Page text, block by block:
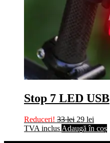
Stop 7 LED USB
Reduceri! 33lei 29 lei
TVA inclus Adaugă în coș